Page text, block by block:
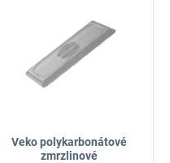
Veko polykarbonátové
zmrzlinové